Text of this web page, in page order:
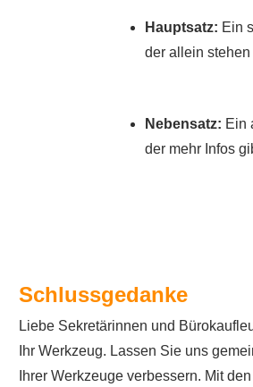
Hauptsatz: Ein
der allein stehen
Nebensatz: Ein
der mehr Infos
Schlussgedanke
Liebe Sekretärinnen und
Ihr Werkzeug. Lassen Sie uns
Ihrer Werkzeuge verbessern. Mit